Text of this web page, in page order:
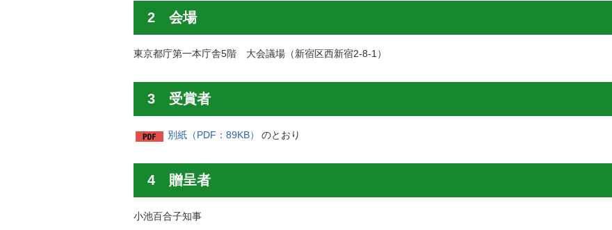
2 会場
東京都庁第一本庁舎5階 大会議場（新宿区西新宿2-8-1）
3 受賞者
別紙（PDF：89KB） のとおり
4 贈呈者
小池百合子知事